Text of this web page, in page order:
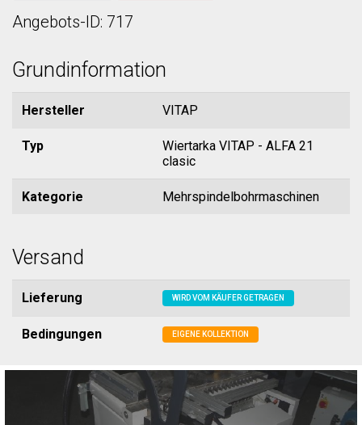
Angebots-ID: 717
Grundinformation
Hersteller VITAP
Typ
Wiertarka VITAP - ALFA 21
clasic
Kategorie Mehrspindelbohrmaschinen
Versand
Lieferung WIRD VOM KÄUFER GETRAGEN
Bedingungen EIGENE KOLLEKTION